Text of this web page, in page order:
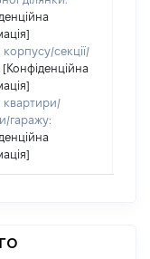
секції/
[Конфіденційна
гаражу: